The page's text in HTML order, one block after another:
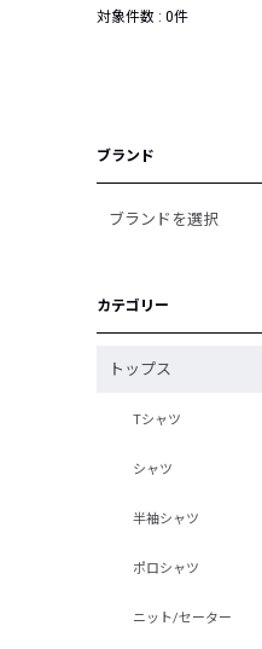
編集部のおすすめアイテム
対象件数 : 0件
ブランド
ブランドを選択
カテゴリー
トップス
Tシャツ
シャツ
半袖シャツ
ポロシャツ
ニット/セーター